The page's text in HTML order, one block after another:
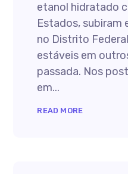
etanol hidratado
Estados, subiram
no Distrito
estáveis em
passada. Nos
em...
READ MORE